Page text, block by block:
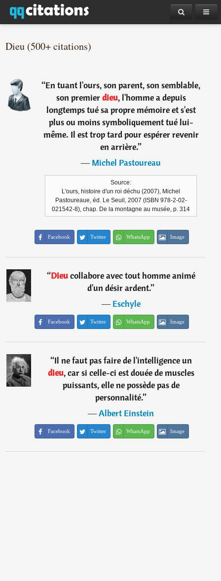
Dieu (500+ citations)
“En tuant l'ours, son parent, son semblable,
son premierdieu, l'homme a depuis
longtemps tué sa propre mémoire et s'est
plus ou moins symboliquement tué lui-
même. Il est trop tard pour espérer revenir
en arrière.”
―Michel Pastoureau
Source:
L'ours, histoire d'un roi déchu (2007), Michel
Pastoureaue, éd. Le Seuil, 2007 (ISBN 978-2-02-
021542-8), chap. De la montagne au musée, p. 314
Facebook Twitter WhatsApp Image
“Dieucollabore avec tout homme animé
d'un désir ardent.”
―Eschyle
Facebook Twitter WhatsApp Image
“Il ne faut pas faire de l'intelligence un
dieu, car si celle-ci est douée de muscles
puissants, elle ne possède pas de
personnalité.”
―Albert Einstein
Facebook Twitter WhatsApp Image